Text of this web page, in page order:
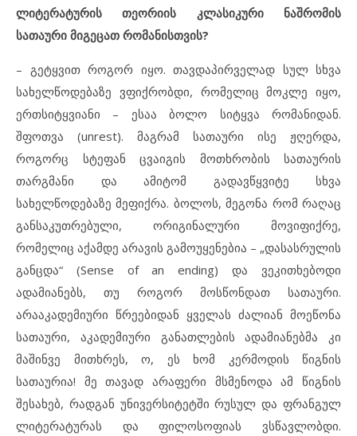
ლიტერატურის თეორიის კლასიკური ნაშრომის
სათაური მიგეცათ რომანისთვის?
– გეტყვით როგორ იყო. თავდაპირველად სულ სხვა
სახელწოდებაზე ვფიქრობდი, რომელიც მოკლე იყო,
ერთსიტყვიანი – ესაა ბოლო სიტყვა რომანიდან.
შფოთვა (unrest). მაგრამ სათაური ისე ჟღერდა,
როგორც სტეფან ცვაიგის მოთხრობის სათაურის
თარგმანი და ამიტომ გადავწყვიტე სხვა
სახელწოდებაზე მეფიქრა. ბოლოს, მეგონა რომ რაღაც
განსაკუთრებული, ორიგინალური მოვიფიქრე,
რომელიც აქამდე არავის გამოუყენებია – „დასასრულის
განცდა“ (Sense of an ending) და ვეკითხებოდი
ადამიანებს, თუ როგორ მოსწონდათ სათაური.
არააკადემიური წრეებიდან ყველას ძალიან მოეწონა
სათაური, აკადემიური განათლების ადამიანებმა კი
მაშინვე მითხრეს, ო, ეს ხომ კერმოდის წიგნის
სათაურია! მე თავად არაფერი მსმენოდა ამ წიგნის
შესახებ, რადგან უნივერსიტეტში რუსულ და ფრანგულ
ლიტერატურას და ფილოსოფიას ვსწავლობდი.